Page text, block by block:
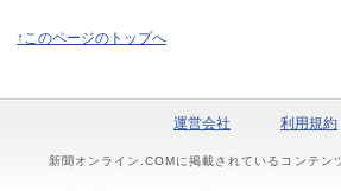
↑このページのトップへ
運営会社 利用規約
新聞オンライン.COMに掲載されているコンテ